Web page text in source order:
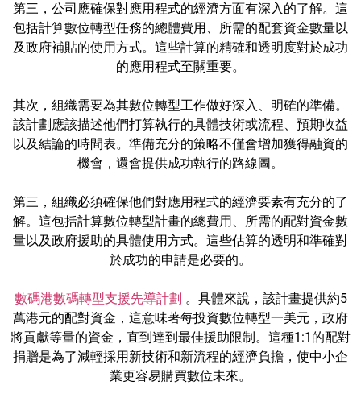
第三，公司應確保對應用程式的經濟方面有深入的了解。這
包括計算數位轉型任務的總體費用、所需的配套資金數量以
及政府補貼的使用方式。這些計算的精確和透明度對於成功
的應用程式至關重要。
其次，組織需要為其數位轉型工作做好深入、明確的準備。
該計劃應該描述他們打算執行的具體技術或流程、預期收益
以及結論的時間表。準備充分的策略不僅會增加獲得融資的
機會，還會提供成功執行的路線圖。
第三，組織必須確保他們對應用程式的經濟要素有充分的了
解。這包括計算數位轉型計畫的總費用、所需的配對資金數
量以及政府援助的具體使用方式。這些估算的透明和準確對
於成功的申請是必要的。
數碼港數碼轉型支援先導計劃 。具體來說，該計畫提供約5
萬港元的配對資金，這意味著每投資數位轉型一美元，政府
將貢獻等量的資金，直到達到最佳援助限制。這種1:1的配對
捐贈是為了減輕採用新技術和新流程的經濟負擔，使中小企
業更容易購買數位未來。